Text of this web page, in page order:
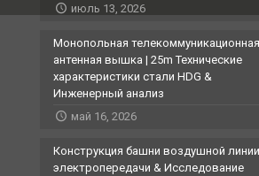
июль 13, 2026
Монопольная телекоммуникационная
антенная вышка | 25m Технические
характеристики стали HDG &
Инженерный анализ
май 16, 2026
Конструкция башни воздушной линии
электропередачи & Исследование